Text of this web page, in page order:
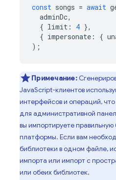
const songs = await
adminDc,
{ limit : 4 },
{ impersonate : {
);
Примечание:
JavaScript-клиентов
интерфейсов и операций,
для административной
вы импортируете
платформы. Если вам
библиотеки в одном файле,
импорта или импорт с
или обеих библиотек.